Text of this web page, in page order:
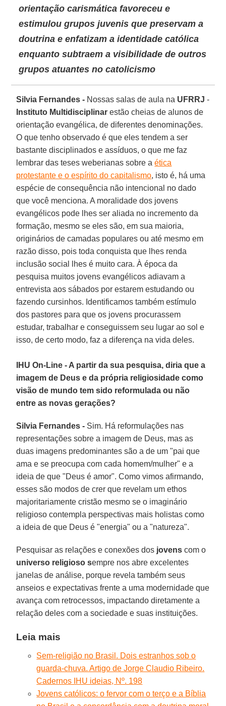
orientação carismática favoreceu e
estimulou ​​grupos juvenis que preservam a
doutrina e enfatizam a identidade católica
enquanto subtraem a visibilidade de outros
grupos atuantes no catolicismo
Silvia Fernandes - Nossas salas de aula na UFRRJ -
Instituto Multidisciplinar estão cheias de alunos de
orientação evangélica, de diferentes denominações.
O que tenho observado é que eles tendem a ser
bastante disciplinados e assíduos, o que me faz
lembrar das teses weberianas sobre aética
protestante e o espírito do capitalismo, isto é, há uma
espécie de consequência não intencional no dado
que você menciona. A moralidade dos jovens
evangélicos pode lhes ser aliada no incremento da
formação, mesmo se eles são, em sua maioria,
originários de camadas populares ou até mesmo em
razão disso, pois toda conquista que lhes renda
inclusão social lhes é muito cara. À época da
pesquisa muitos jovens evangélicos adiavam a
entrevista aos sábados por estarem estudando ou
fazendo cursinhos. Identificamos também estímulo
dos pastores para que os jovens procurassem
estudar, trabalhar e conseguissem seu lugar ao sol e
isso, de certo modo, faz a diferença na vida deles.
IHU On-Line - A partir da sua pesquisa, diria que a
imagem de Deus e da própria religiosidade como
visão de mundo tem sido reformulada ou não
entre as novas gerações?
Silvia Fernandes - Sim. Há reformulações nas
representações sobre a imagem de Deus, mas as
duas imagens predominantes são a de um "pai que
ama e se preocupa com cada homem/mulher" e a
ideia de que "Deus é amor". Como vimos afirmando,
esses são modos de crer que revelam um ethos
majoritariamente cristão mesmo se o imaginário
religioso contempla perspectivas mais holistas como
a ideia de que Deus é "energia" ou a "natureza".
Pesquisar as relações e conexões dos jovens com o
universo religioso sempre nos abre excelentes
janelas de análise, porque revela também seus
anseios e expectativas frente a uma modernidade que
avança com retrocessos, impactando diretamente a
relação deles com a sociedade e suas instituições.
Leia mais
Sem-religião no Brasil. Dois estranhos sob o
guarda-chuva. Artigo de Jorge Claudio Ribeiro.
Cadernos IHU ideias, Nº. 198
Jovens católicos: o fervor com o terço e a Bíblia